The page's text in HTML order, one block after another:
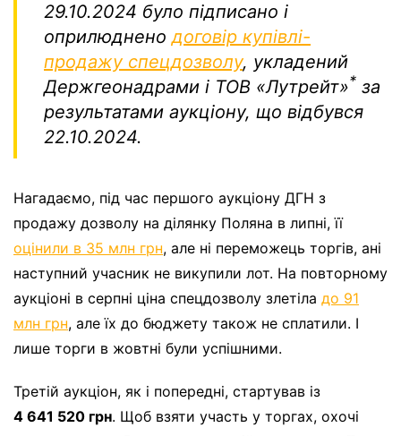
29.10.2024 було підписано і
оприлюдненодоговір купівлі-
продажу спецдозволу, укладений
Держгеонадрами і ТОВ «Лутрейт»* за
результатами аукціону, що відбувся
22.10.2024.
Нагадаємо, під час першого аукціону ДГН з
продажу дозволу на ділянку Поляна в липні, її
оцінили в 35 млн грн, але ні переможець торгів, ані
наступний учасник не викупили лот. На повторному
аукціоні в серпні ціна спецдозволу злетіла до 91
млн грн, але їх до бюджету також не сплатили. І
лише торги в жовтні були успішними.
Третій аукціон, як і попередні, стартував із
4 641 520 грн. Щоб взяти участь у торгах, охочі